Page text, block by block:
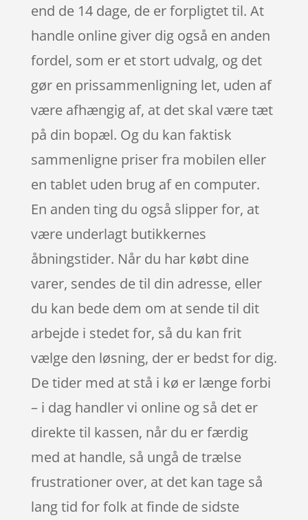
end de 14 dage, de er forpligtet til. At
handle online giver dig også en anden
fordel, som er et stort udvalg, og det
gør en prissammenligning let, uden af
være afhængig af, at det skal være tæt
på din bopæl. Og du kan faktisk
sammenligne priser fra mobilen eller
en tablet uden brug af en computer.
En anden ting du også slipper for, at
være underlagt butikkernes
åbningstider. Når du har købt dine
varer, sendes de til din adresse, eller
du kan bede dem om at sende til dit
arbejde i stedet for, så du kan frit
vælge den løsning, der er bedst for dig.
De tider med at stå i kø er længe forbi
– i dag handler vi online og så det er
direkte til kassen, når du er færdig
med at handle, så ungå de trælse
frustrationer over, at det kan tage så
lang tid for folk at finde de sidste